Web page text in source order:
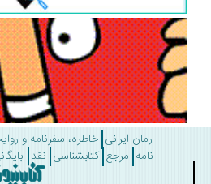
رمان ایرانی خاطره، سفرنامه و روایت
مرجع کتابشناسی نقد بایگانی